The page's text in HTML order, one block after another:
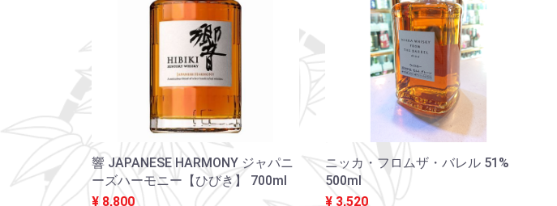
響 JAPANESE HARMONY ジャパニ
ーズハーモニー【ひびき】 700ml
¥ 8,800
ニッカ・フロムザ・バレル 51%
500ml
¥ 3,520